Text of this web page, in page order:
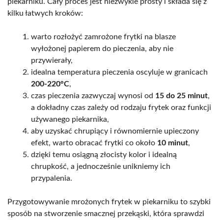
kilku łatwych kroków:
warto rozłożyć zamrożone frytki na blasze
wyłożonej papierem do pieczenia, aby nie
przywierały,
idealna temperatura pieczenia oscyluje w granicach
200-220°C,
czas pieczenia zazwyczaj wynosi od 15 do 25 minut,
a dokładny czas zależy od rodzaju frytek oraz funkcji
używanego piekarnika,
aby uzyskać chrupiący i równomiernie upieczony
efekt, warto obracać frytki co około 10 minut,
dzięki temu osiągną złocisty kolor i idealną
chrupkość, a jednocześnie unikniemy ich
przypalenia.
Przygotowywanie mrożonych frytek w piekarniku to szybki
sposób na stworzenie smacznej przekąski, która sprawdzi